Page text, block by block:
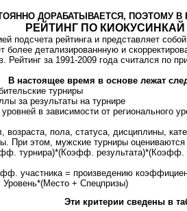
ДОРАБАТЫВАЕТСЯ, ПОЭТОМУ
РЕЙТИНГ ПО КИОКУСИНКАЙ
подсчета рейтинга и представляет
более детализированнную и
Рейтинг за 1991-2009 года считался по
В настоящее время в основе лежат
турниры
за результаты на турнире
в зависимости от регионального
возраста, пола, статуса, дисциплины,
При этом, мужские турниры
турнира)*(Коэфф. результата)*(Коэфф.
= произведению
+ Спецпризы)
Эти критерии сведены в